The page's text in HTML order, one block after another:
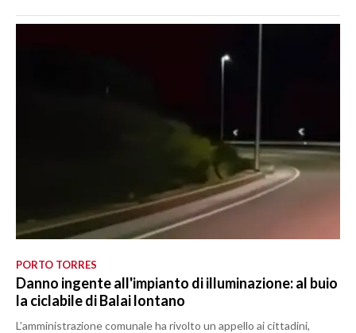
PORTO TORRES
Danno ingente all'impianto di illuminazione: al buio
la ciclabile di Balai lontano
L’amministrazione comunale ha rivolto un appello ai cittadini,